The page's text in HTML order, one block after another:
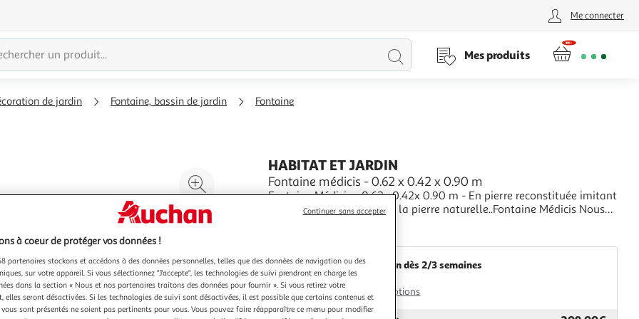
Me connecter
Lancer
Mes produits
de jardin Fontaine, bassin de jardin Fontaine
Agrandir
l'illustration
à
Réduire
à
100
%
Partager
le
produit
HABITAT ET JARDIN
Fontaine médicis - 0.62 x 0.42 x 0.90 m
Fontaine Médicis - 0.62x 0.42x 0.90 m - En pierre reconstituée imitant
à la perfection l'aspect de la pierre naturelle..Fontaine Médicis Nous
Livraison dès 2/3 semaines
Plus d'options
à coeur de protéger vos données !
partenaires stockons et accédons à des données personnelles, telles que des données de navigation ou des
sur votre appareil. Si vous sélectionnez "J'accepte", les technologies de suivi prendront en charge les
dans la section « Nous et nos partenaires traitons des données pour fournir ». Si vous retirez votre
elles seront désactivées. Si les technologies de suivi sont désactivées, il est possible que certains contenus et
sont présentés ne soient pas pertinents pour vous. Vous pouvez faire réapparaître ce menu pour modifier
Continuer sans accepter